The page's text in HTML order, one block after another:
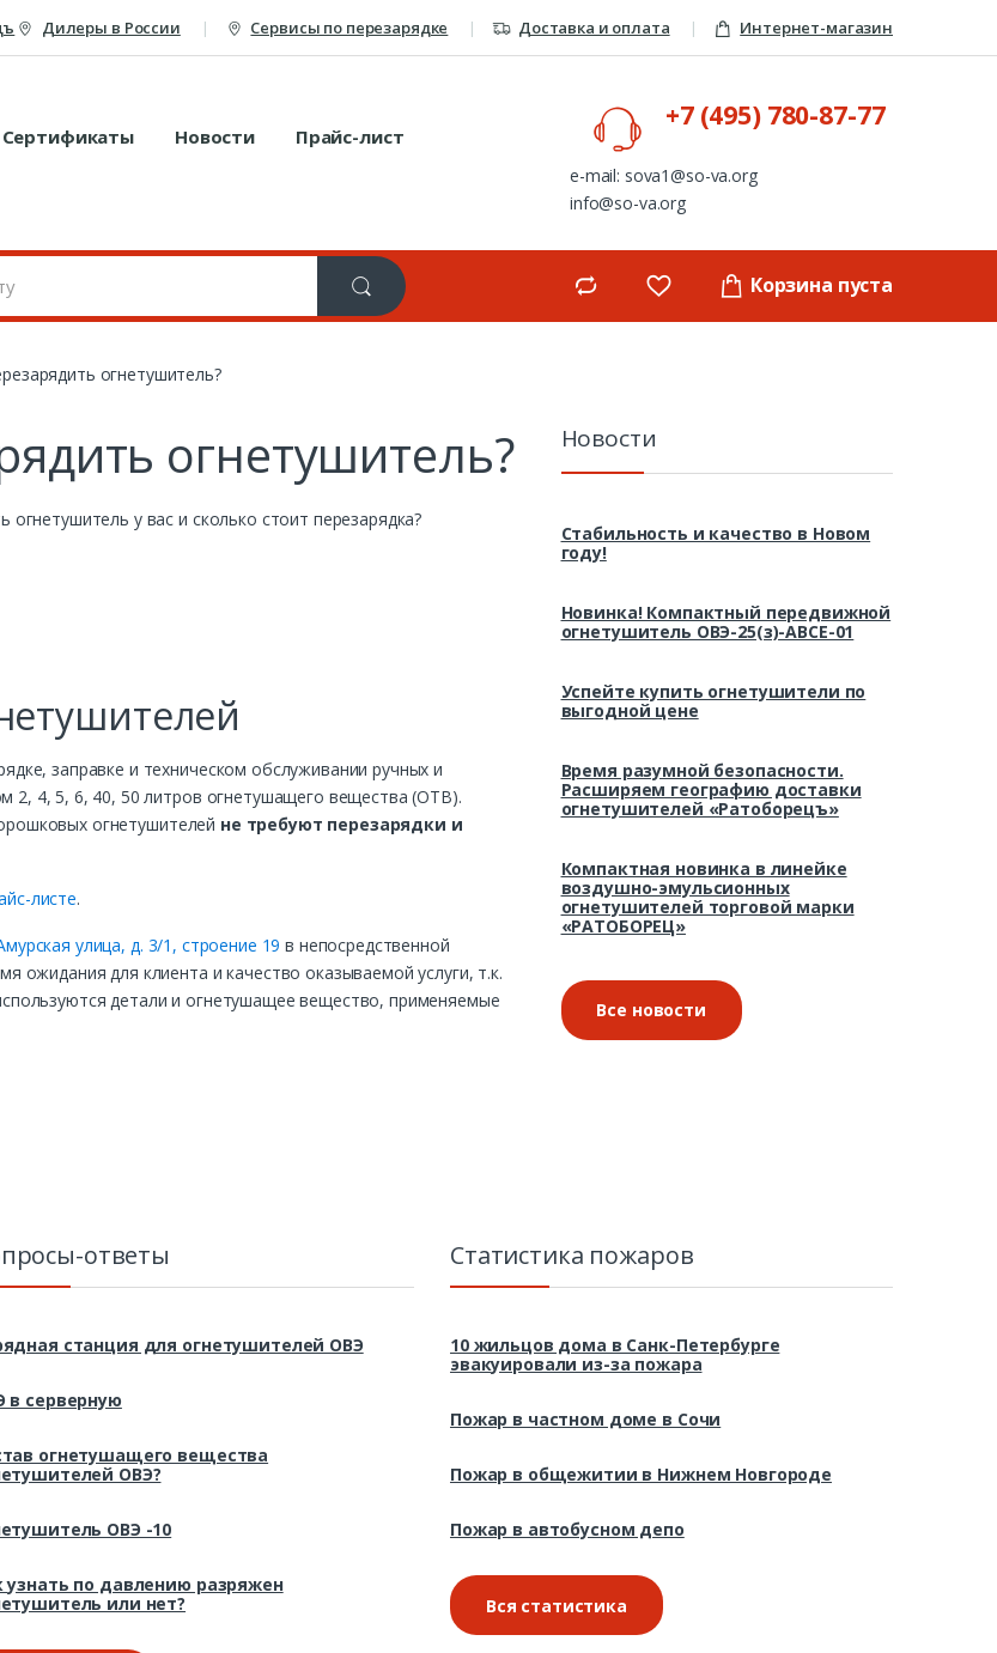
Дилеры в России Сервисы по перезарядке Доставка и оплата Интернет-магазин
Сертификаты Новости
Прайс-лист
+7 (495) 780-87-77
e-mail: sova1@so-va.org
info@so-va.org
Корзина пуста
огнетушитель?
огнетушитель?
у вас и сколько стоит перезарядка?
заправке и техническом обслуживании ручных и
2, 4, 5, 6, 40, 50 литров огнетушащего вещества (ОТВ).
огнетушителей не требуют перезарядки и
листе.
улица, д. 3/1, строение 19 в непосредственной
ожидания для клиента и качество оказываемой услуги, т.к.
детали и огнетушащее вещество, применяемые
Новости
Стабильность и качество в Новом
году!
Новинка! Компактный передвижной
огнетушитель ОВЭ-25(з)-АВСЕ-01
Успейте купить огнетушители по
выгодной цене
Время разумной безопасности.
Расширяем географию доставки
огнетушителей «Ратоборецъ»
Компактная новинка в линейке
воздушно-эмульсионных
огнетушителей торговой марки
«РАТОБОРЕЦ»
Все новости
ответы
станция для огнетушителей ОВЭ
в серверную
огнетушащего вещества
ОВЭ?
ОВЭ -10
узнать по давлению разряжен
или нет?
Статистика пожаров
10 жильцов дома в Санк-Петербурге
эвакуировали из-за пожара
Пожар в частном доме в Сочи
Пожар в общежитии в Нижнем Новгороде
Пожар в автобусном депо
Вся статистика